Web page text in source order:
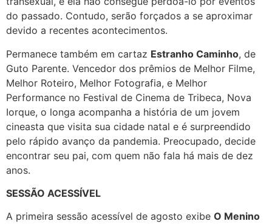
do passado. Contudo, serão forçados a se aproximar
devido a recentes acontecimentos.
Permanece também em cartaz Estranho Caminho, de
Guto Parente. Vencedor dos prêmios de Melhor Filme,
Melhor Roteiro, Melhor Fotografia, e Melhor
Performance no Festival de Cinema de Tribeca, Nova
Iorque, o longa acompanha a história de um jovem
cineasta que visita sua cidade natal e é surpreendido
pelo rápido avanço da pandemia. Preocupado, decide
encontrar seu pai, com quem não fala há mais de dez
anos.
SESSÃO ACESSÍVEL
A primeira sessão acessível de agosto exibe O Menino